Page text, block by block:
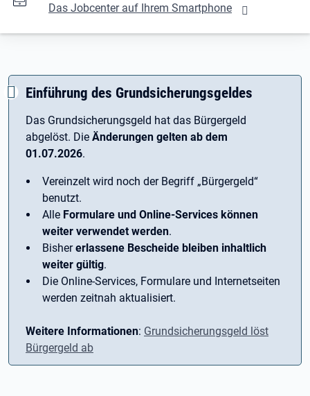
Das Jobcenter auf Ihrem Smartphone
Einführung des Grundsicherungsgeldes
Das Grundsicherungsgeld hat das Bürgergeld
abgelöst. Die Änderungen gelten ab dem
01.07.2026.
Vereinzelt wird noch der Begriff ­„Bürgergeld“
benutzt.
Alle Formulare und Online-Services können
weiter verwendet werden.
Bishererlassene Bescheide bleiben inhaltlich
weiter gültig.
Die Online-Services, Formulare und Internetseiten
werden zeitnah aktualisiert.
Weitere Informationen: Grundsicherungsgeld löst
Bürgergeld ab